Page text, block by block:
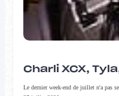
Charli XCX,
Le dernier week-end de juillet n'a pas